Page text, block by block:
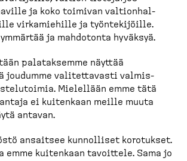
ja koko toimivan valtion­hal­
virkamiehille ja työnte­ki­jöille.
ja mahdotonta hyväksyä.
palataksemme näyttää
joudumme valitet­tavasti valmis­
Mielellään emme tätä
ei kuitenkaan meille muuta
antavan.
ansaitsee kunnolliset korotukset.
emme kuitenkaan tavoittele. Sama jo